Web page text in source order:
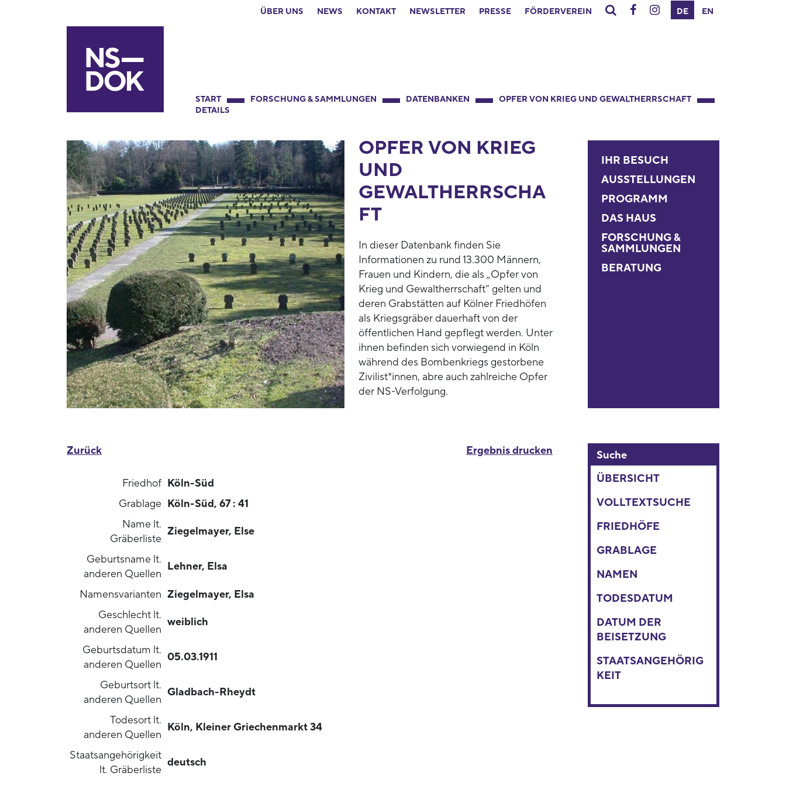
ÜBER UNS NEWS KONTAKT NEWSLETTER PRESSE FÖRDERVEREIN DE EN
START FORSCHUNG & SAMMLUNGEN DATENBANKEN
OPFER VON KRIEG UND GEWALTHERRSCHAFT
DETAILS
OPFER VON KRIEG
UND
GEWALTHERRSCHA
FT
In dieser Datenbank finden Sie
Informationen zu rund 13.300 Männern,
Frauen und Kindern, die als „Opfer von
Krieg und Gewaltherrschaft“ gelten und
deren Grabstätten auf Kölner Friedhöfen
als Kriegsgräber dauerhaft von der
öffentlichen Hand gepflegt werden. Unter
ihnen befinden sich vorwiegend in Köln
während des Bombenkriegs gestorbene
Zivilist*innen, abre auch zahlreiche Opfer
der NS-Verfolgung.
IHR BESUCH
AUSSTELLUNGEN
PROGRAMM
DAS HAUS
FORSCHUNG &
SAMMLUNGEN
BERATUNG
Ergebnis drucken
Zurück
Friedhof Köln-Süd
Grablage Köln-Süd, 67 : 41
Name lt.
Gräberliste
Ziegelmayer, Else
Geburtsname lt.
anderen Quellen
Lehner, Elsa
Namensvarianten Ziegelmayer, Elsa
Geschlecht lt.
anderen Quellen
weiblich
Geburtsdatum lt.
anderen Quellen
05.03.1911
Geburtsort lt.
anderen Quellen
Gladbach-Rheydt
Todesort lt.
anderen Quellen
Köln, Kleiner Griechenmarkt 34
Staatsangehörigkeit
lt. Gräberliste
deutsch
Suche
ÜBERSICHT
VOLLTEXTSUCHE
FRIEDHÖFE
GRABLAGE
NAMEN
TODESDATUM
DATUM DER
BEISETZUNG
STAATSANGEHÖRIG
KEIT